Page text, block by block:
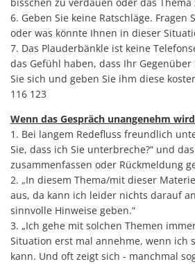
6. Geben Sie keine Ratschläge. Fragen
oder was könnte Ihnen in dieser
7. Das Plauderbänkle ist keine
das Gefühl haben, dass Ihr
Sie sich und geben Sie ihm diese
116 123
Wenn das Gespräch unangenehm
1. Bei langem Redefluss freundlich
Sie, dass ich Sie unterbreche?“ und
zusammenfassen oder Rückmeldung
2. „In diesem Thema/mit dieser
aus, da kann ich leider nichts darauf
sinnvolle Hinweise geben.“
3. „Ich gehe mit solchen Themen
Situation erst mal annehme, wenn ich
kann. Und oft zeigt sich - manchmal